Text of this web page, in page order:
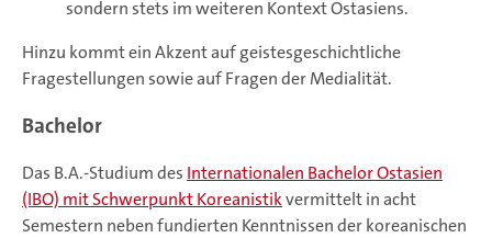
sondern stets im weiteren Kontext Ostasiens.
Hinzu kommt ein Akzent auf geistesgeschichtliche
Fragestellungen sowie auf Fragen der Medialität.
Bachelor
Das B.A.-Studium des Internationalen Bachelor Ostasien
(IBO) mit Schwerpunkt Koreanistikvermittelt in acht
Semestern neben fundierten Kenntnissen der koreanischen